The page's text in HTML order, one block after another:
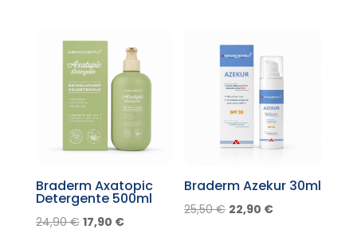
era:
19,90 €.
è:
15,90 €.
era:
26,90 €.
20,90 €.
Braderm Axatopic
Detergente 500ml
24,90€ Il
17,90 €Il
Braderm Azekur 30ml
25,50€ Il
22,90 €Il